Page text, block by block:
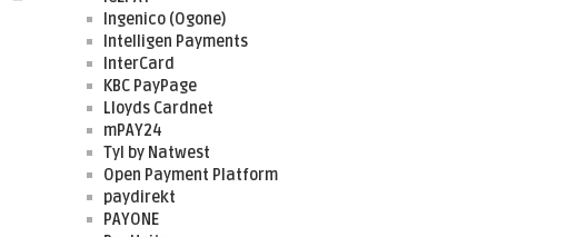
Ingenico (Ogone)
Intelligen Payments
InterCard
KBC PayPage
Lloyds Cardnet
mPAY24
Tyl by Natwest
Open Payment Platform
paydirekt
PAYONE